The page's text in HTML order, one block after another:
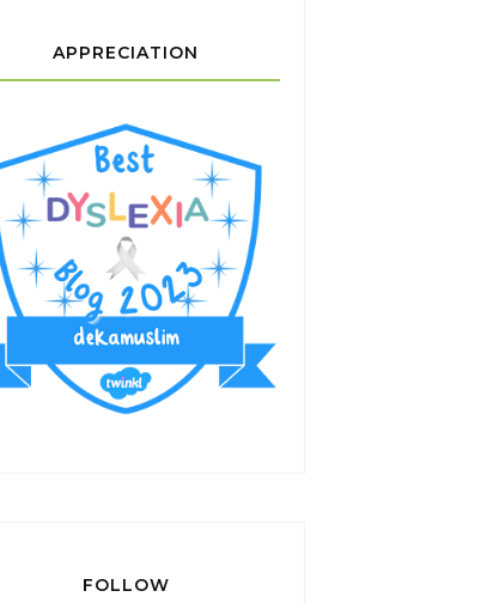
APPRECIATION
FOLLOW